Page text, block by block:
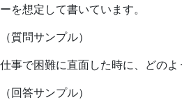
ーを想定して書いています。
（質問サンプル）
仕事で困難に直面した時に、どの
（回答サンプル）